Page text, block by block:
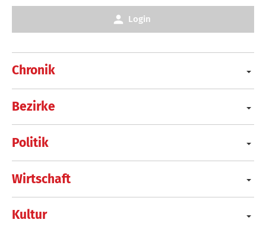
Chronik
Bezirke
Politik
Wirtschaft
Kultur
Login